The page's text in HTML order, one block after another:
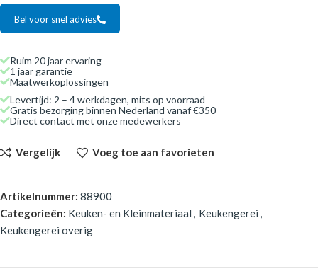
Bel voor snel advies
Ruim 20 jaar ervaring
1 jaar garantie
Maatwerkoplossingen
Levertijd: 2 – 4 werkdagen, mits op voorraad
Gratis bezorging binnen Nederland vanaf €350
Direct contact met onze medewerkers
Vergelijk Voeg toe aan favorieten
Artikelnummer: 88900
Categorieën: Keuken- en Kleinmateriaal , Keukengerei ,
Keukengerei overig